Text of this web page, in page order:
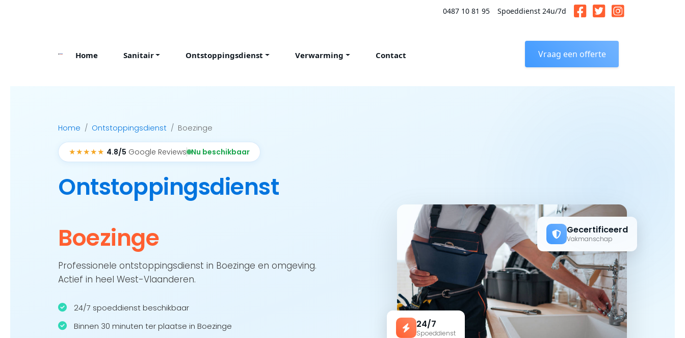
0487 10 81 95 Spoeddienst 24u/7d
Home Sanitair Ontstoppingsdienst Verwarming Contact Vraag een offerte
Home Ontstoppingsdienst Boezinge
★★★★★ 4.8/5 Google Reviews Nu beschikbaar
Ontstoppingsdienst
Boezinge
Professionele ontstoppingsdienst in Boezinge en omgeving.
Actief in heel West-Vlaanderen.
24/7 spoeddienst beschikbaar
Binnen 30 minuten ter plaatse in Boezinge
24/7
Spoeddienst
Gecertificeerd
Vakmanschap